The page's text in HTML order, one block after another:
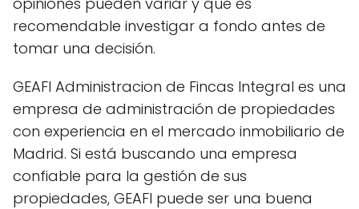
recomendable investigar a fondo antes de
tomar una decisión.
GEAFI Administracion de Fincas Integral es una
empresa de administración de propiedades
con experiencia en el mercado inmobiliario de
Madrid. Si está buscando una empresa
confiable para la gestión de sus
propiedades, GEAFI puede ser una buena